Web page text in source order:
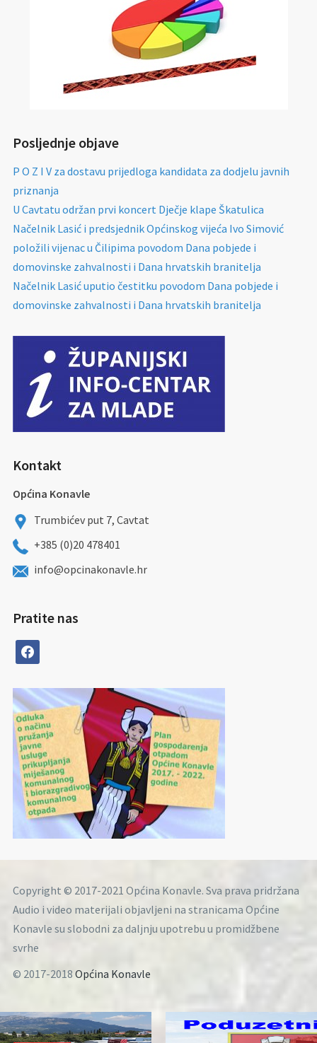
Posljednje objave
P O Z I V za dostavu prijedloga kandidata za dodjelu javnih
priznanja
U Cavtatu održan prvi koncert Dječje klape Škatulica
Načelnik Lasić i predsjednik Općinskog vijeća Ivo Simović
položili vijenac u Čilipima povodom Dana pobjede i
domovinske zahvalnosti i Dana hrvatskih branitelja
Načelnik Lasić uputio čestitku povodom Dana pobjede i
domovinske zahvalnosti i Dana hrvatskih branitelja
Kontakt
Općina Konavle
Trumbićev put 7, Cavtat
+385 (0)20 478401
info@opcinakonavle.hr
Pratite nas
facebook
Copyright © 2017-2021 Općina Konavle. Sva prava pridržana
Audio i video materijali objavljeni na stranicama Općine
Konavle su slobodni za daljnju upotrebu u promidžbene
svrhe
© 2017-2018 Općina Konavle